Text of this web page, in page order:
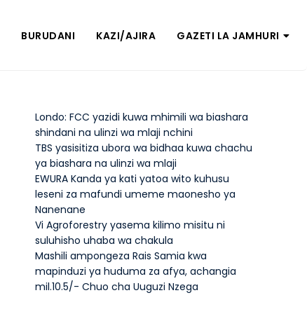
BURUDANI KAZI/AJIRA GAZETI LA JAMHURI
Londo: FCC yazidi kuwa mhimili wa biashara
shindani na ulinzi wa mlaji nchini
TBS yasisitiza ubora wa bidhaa kuwa chachu
ya biashara na ulinzi wa mlaji
EWURA Kanda ya kati yatoa wito kuhusu
leseni za mafundi umeme maonesho ya
Nanenane
Vi Agroforestry yasema kilimo misitu ni
suluhisho uhaba wa chakula
Mashili ampongeza Rais Samia kwa
mapinduzi ya huduma za afya, achangia
mil.10.5/- Chuo cha Uuguzi Nzega